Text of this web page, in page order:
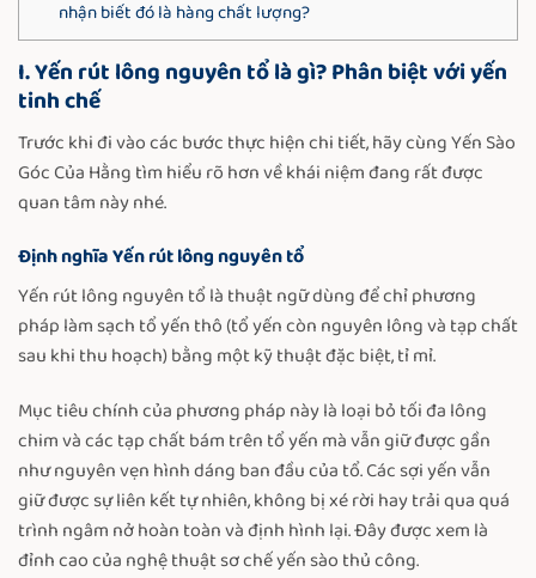
nhận biết đó là hàng chất lượng?
I. Yến rút lông nguyên tổ là gì? Phân biệt với yến
tinh chế
Trước khi đi vào các bước thực hiện chi tiết, hãy cùng Yến Sào
Góc Của Hằng tìm hiểu rõ hơn về khái niệm đang rất được
quan tâm này nhé.
Định nghĩa Yến rút lông nguyên tổ
Yến rút lông nguyên tổ là thuật ngữ dùng để chỉ phương
pháp làm sạch tổ yến thô (tổ yến còn nguyên lông và tạp chất
sau khi thu hoạch) bằng một kỹ thuật đặc biệt, tỉ mỉ.
Mục tiêu chính của phương pháp này là loại bỏ tối đa lông
chim và các tạp chất bám trên tổ yến mà vẫn giữ được gần
như nguyên vẹn hình dáng ban đầu của tổ. Các sợi yến vẫn
giữ được sự liên kết tự nhiên, không bị xé rời hay trải qua quá
trình ngâm nở hoàn toàn và định hình lại. Đây được xem là
đỉnh cao của nghệ thuật sơ chế yến sào thủ công.